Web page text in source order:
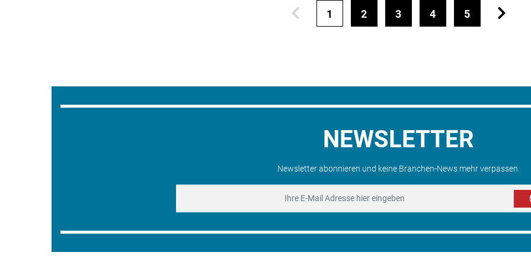
1 2 3 4 5
NEWSLETTER
Newsletter abonnieren und keine Branchen-News mehr verpassen.